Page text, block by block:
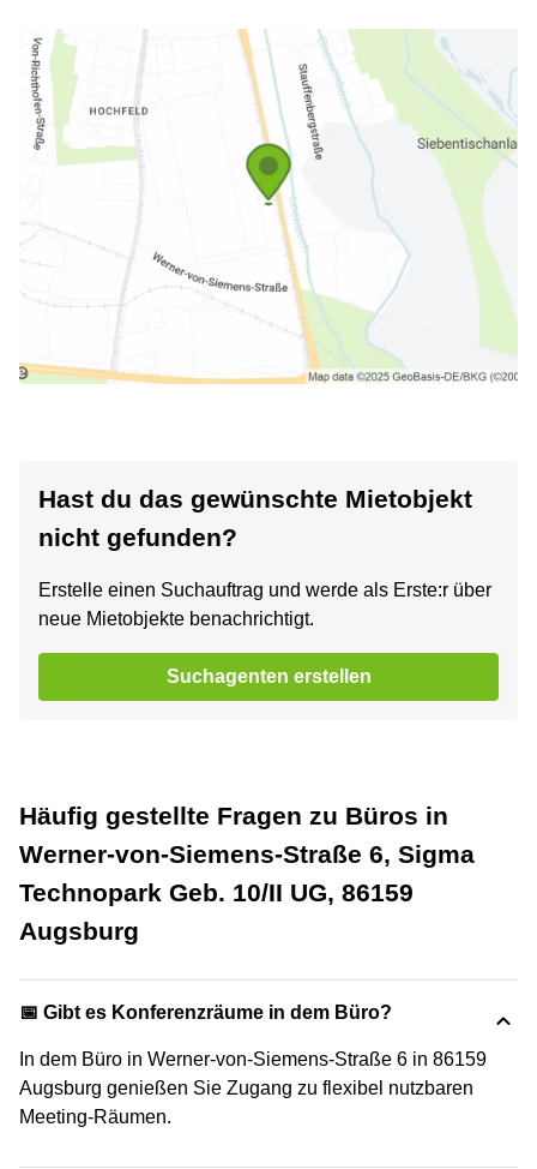
Hast du das gewünschte Mietobjekt
nicht gefunden?
Erstelle einen Suchauftrag und werde als Erste:r über
neue Mietobjekte benachrichtigt.
Suchagenten erstellen
Häufig gestellte Fragen zu Büros in
Werner-von-Siemens-Straße 6, Sigma
Technopark Geb. 10/II UG, 86159
Augsburg
📅 Gibt es Konferenzräume in dem Büro?
In dem Büro in Werner-von-Siemens-Straße 6 in 86159
Augsburg genießen Sie Zugang zu flexibel nutzbaren
Meeting-Räumen.